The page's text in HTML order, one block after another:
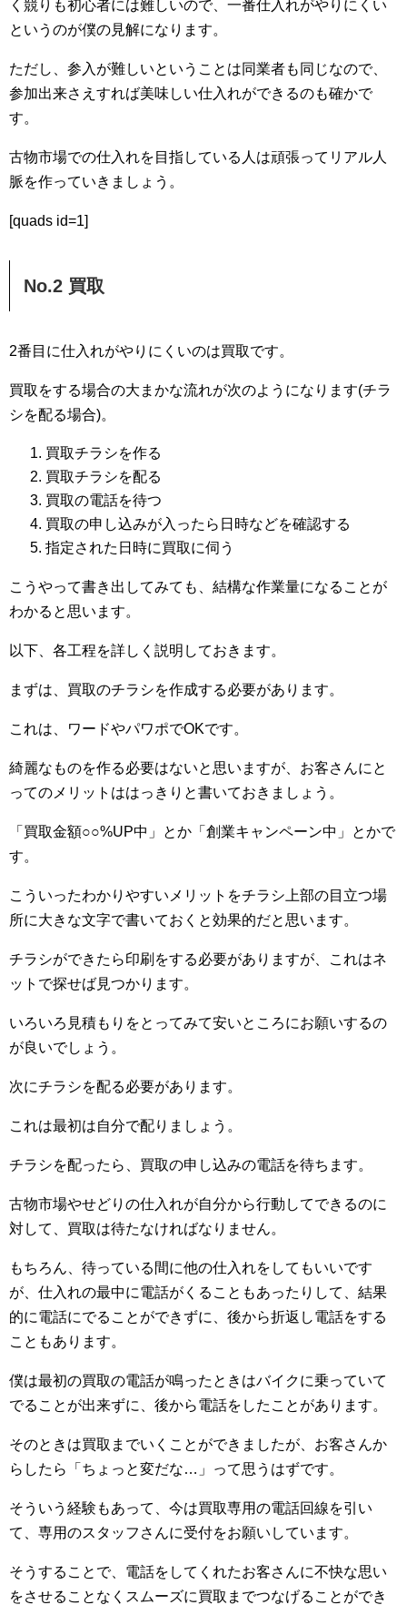
く競りも初心者には難しいので、一番仕入れがやりにくい
というのが僕の見解になります。
ただし、参入が難しいということは同業者も同じなので、
参加出来さえすれば美味しい仕入れができるのも確かで
す。
古物市場での仕入れを目指している人は頑張ってリアル人
脈を作っていきましょう。
[quads id=1]
No.2 買取
2番目に仕入れがやりにくいのは買取です。
買取をする場合の大まかな流れが次のようになります(チラ
シを配る場合)。
買取チラシを作る
買取チラシを配る
買取の電話を待つ
買取の申し込みが入ったら日時などを確認する
指定された日時に買取に伺う
こうやって書き出してみても、結構な作業量になることが
わかると思います。
以下、各工程を詳しく説明しておきます。
まずは、買取のチラシを作成する必要があります。
これは、ワードやパワポでOKです。
綺麗なものを作る必要はないと思いますが、お客さんにと
ってのメリットははっきりと書いておきましょう。
「買取金額○○%UP中」とか「創業キャンペーン中」とかで
す。
こういったわかりやすいメリットをチラシ上部の目立つ場
所に大きな文字で書いておくと効果的だと思います。
チラシができたら印刷をする必要がありますが、これはネ
ットで探せば見つかります。
いろいろ見積もりをとってみて安いところにお願いするの
が良いでしょう。
次にチラシを配る必要があります。
これは最初は自分で配りましょう。
チラシを配ったら、買取の申し込みの電話を待ちます。
古物市場やせどりの仕入れが自分から行動してできるのに
対して、買取は待たなければなりません。
もちろん、待っている間に他の仕入れをしてもいいです
が、仕入れの最中に電話がくることもあったりして、結果
的に電話にでることができずに、後から折返し電話をする
こともあります。
僕は最初の買取の電話が鳴ったときはバイクに乗っていて
でることが出来ずに、後から電話をしたことがあります。
そのときは買取までいくことができましたが、お客さんか
らしたら「ちょっと変だな…」って思うはずです。
そういう経験もあって、今は買取専用の電話回線を引い
て、専用のスタッフさんに受付をお願いしています。
そうすることで、電話をしてくれたお客さんに不快な思い
をさせることなくスムーズに買取までつなげることができ